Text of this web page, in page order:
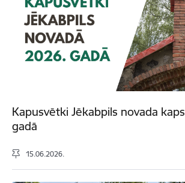
Kapusvētki Jēkabpils novada
gadā
15.06.2026.